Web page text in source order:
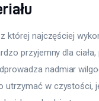
z której najczęściej
przyjemny dla
nadmiar
utrzymać w czystości,